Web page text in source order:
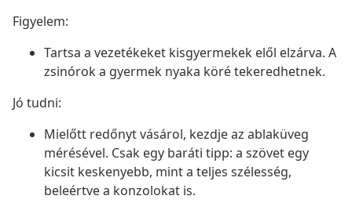
Figyelem:
Tartsa a vezetékeket kisgyermekek elől elzárva. A
zsinórok a gyermek nyaka köré tekeredhetnek.
Jó tudni:
Mielőtt redőnyt vásárol, kezdje az ablaküveg
mérésével. Csak egy baráti tipp: a szövet egy
kicsit keskenyebb, mint a teljes szélesség,
beleértve a konzolokat is.